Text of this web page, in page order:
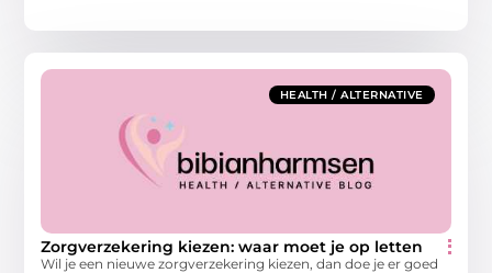
HEALTH / ALTERNATIVE
Zorgverzekering kiezen: waar moet je op letten
Wil je een nieuwe zorgverzekering kiezen, dan doe je er goed